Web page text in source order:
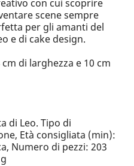
con cui scoprire
scene sempre
per gli amanti del
e di cake design.
di larghezza e 10 cm
di Leo. Tipo di
Età consigliata (min):
Numero di pezzi: 203